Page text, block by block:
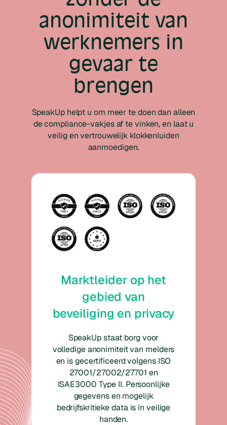
anonimiteit van
werknemers in
gevaar te
brengen
SpeakUp helpt u om meer te doen dan alleen
de compliance-vakjes af te vinken, en laat u
veilig en vertrouwelijk klokkenluiden
aanmoedigen.
Marktleider op het
gebied van
beveiliging en privacy
SpeakUp staat borg voor
volledige anonimiteit van melders
en is gecertificeerd volgens ISO
27001/27002/27701 en
ISAE3000 Type II. Persoonlijke
gegevens en mogelijk
bedrijfskritieke data is in veilige
handen.